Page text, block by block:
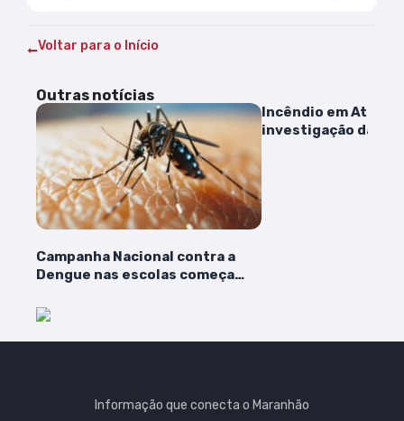
Voltar para o Início
Outras notícias
Campanha Nacional contra a
Dengue nas escolas começa
Incêndio em Atins:
investigação da
Informação que conecta o Maranhão